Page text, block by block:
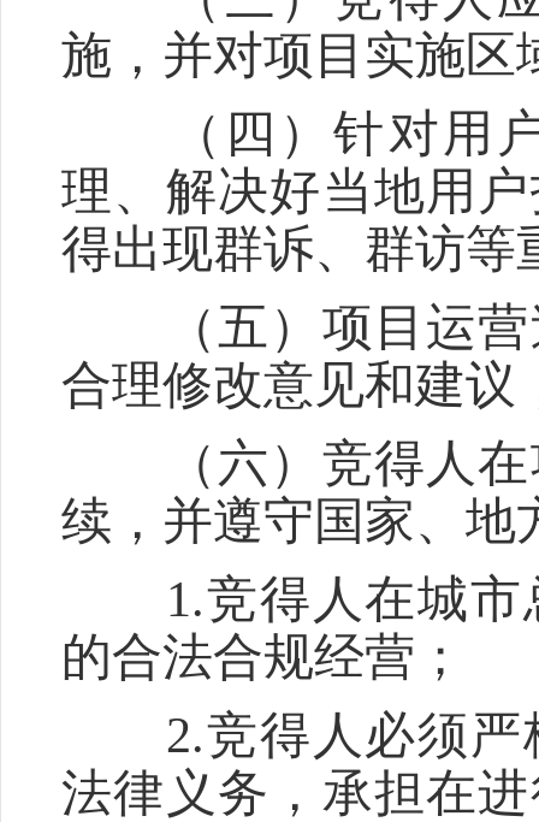
施，并对项目实施区
（四）针对用户
理、解决好当地用
得出现群诉、群访等
（五）项目运营
合理修改意见和建议
（六）竞得人在
续，并遵守国家、地
1.竞得人在城市
的合法合规经营；
2.竞得人必须严
法律义务，承担在